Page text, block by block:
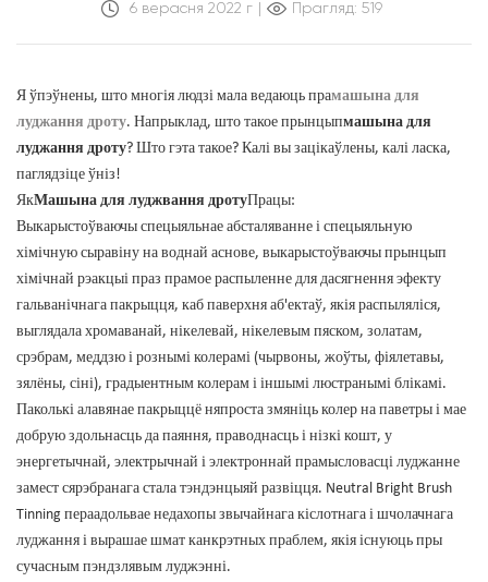
6 верасня 2022 г Прагляд: 519
Я ўпэўнены, што многія людзі мала ведаюць прамашына для
луджання дроту. Напрыклад, што такое прынцыпмашына для
луджання дроту? Што гэта такое? Калі вы зацікаўлены, калі ласка,
паглядзіце ўніз!
ЯкМашына для луджвання дротуПрацы:
Выкарыстоўваючы спецыяльнае абсталяванне і спецыяльную
хімічную сыравіну на воднай аснове, выкарыстоўваючы прынцып
хімічнай рэакцыі праз прамое распыленне для дасягнення эфекту
гальванічнага пакрыцця, каб паверхня аб'ектаў, якія распыляліся,
выглядала хромаванай, нікелевай, нікелевым пяском, золатам,
срэбрам, меддзю і рознымі колерамі (чырвоны, жоўты, фіялетавы,
зялёны, сіні), градыентным колерам і іншымі люстранымі блікамі.
Паколькі алавянае пакрыццё няпроста змяніць колер на паветры і мае
добрую здольнасць да паяння, праводнасць і нізкі кошт, у
энергетычнай, электрычнай і электроннай прамысловасці луджанне
замест сярэбранага стала тэндэнцыяй развіцця. Neutral Bright Brush
Tinning пераадольвае недахопы звычайнага кіслотнага і шчолачнага
луджання і вырашае шмат канкрэтных праблем, якія існуюць пры
сучасным пэндзлявым луджэнні.